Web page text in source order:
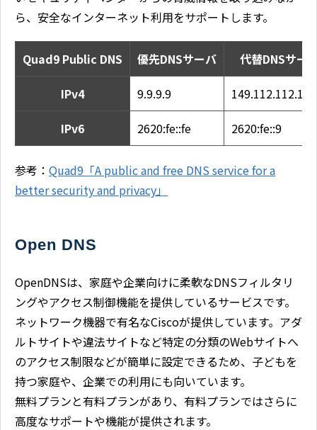
ら、安全なインターネット利用をサポートします。
Quad9 Public DNS 優先DNSサーバ 代替DNSサー
IPv4 9.9.9.9
IPv6 2620:fe::fe 2620:fe::9
参考： Quad9「A public and free DNS service for a
better security and privacy」
Open DNS
OpenDNSは、家庭や企業向けに柔軟なDNSフィルタリ
ングやアクセス制御機能を提供しているサービスです。
ネットワーク機器で有名なCiscoが提供しています。アダ
ルトサイトや違法サイトなど特定の分類のWebサイトへ
のアクセス制限などが簡単に設定できるため、子どもを
持つ家庭や、企業での利用にも向いています。
無料プランと有料プランがあり、有料プランではさらに
高度なサポートや機能が提供されます。